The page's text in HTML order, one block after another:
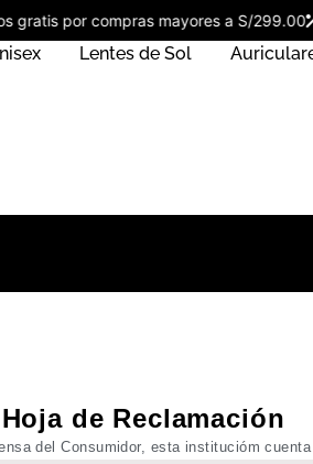
gratis por compras mayores a S/
Lentes de Sol
Hoja de Reclamación
del Consumidor, esta institucióm